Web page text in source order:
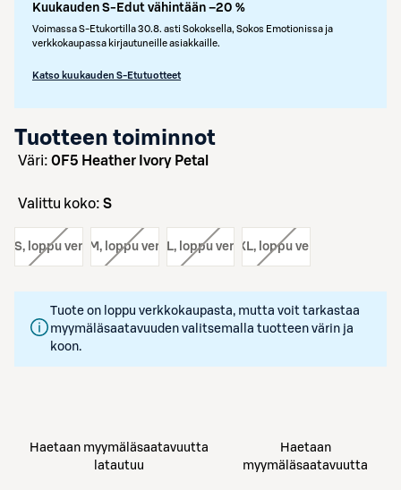
Kuukauden S-Edut vähintään –20 %
Voimassa S-Etukortilla 30.8. asti Sokoksella, Sokos Emotionissa ja
verkkokaupassa kirjautuneille asiakkaille.
Katso kuukauden S-Etutuotteet
Tuotteen toiminnot
väri: 0F5 Heather Ivory Petal
Valittu koko: S
S, loppu verkosta
koko: M, loppu verkosta
koko: L, loppu verkosta
koko: XL, loppu verkosta
Tuote on loppu verkkokaupasta, mutta voit tarkastaa
myymäläsaatavuuden valitsemalla tuotteen värin ja
koon.
Haetaan myymäläsaatavuutta
latautuu
Haetaan
myymäläsaatavuutta